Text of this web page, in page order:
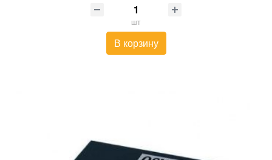
шт
В корзину